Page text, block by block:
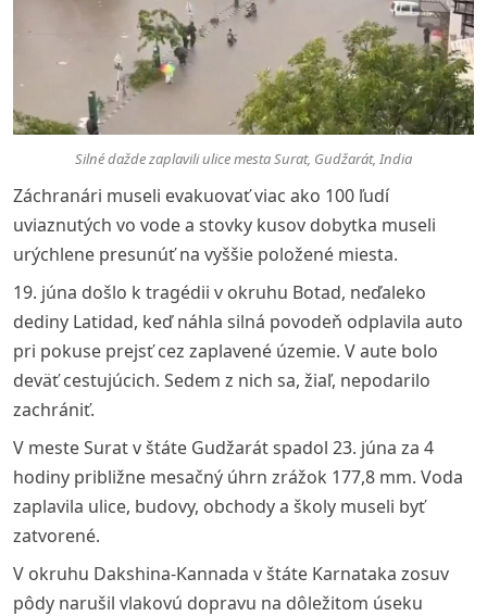
Silné dažde zaplavili ulice mesta Surat, Gudžarát, India
Záchranári museli evakuovať viac ako 100 ľudí
uviaznutých vo vode a stovky kusov dobytka museli
urýchlene presunúť na vyššie položené miesta.
19. júna došlo k tragédii v okruhu Botad, neďaleko
dediny Latidad, keď náhla silná povodeň odplavila auto
pri pokuse prejsť cez zaplavené územie. V aute bolo
deväť cestujúcich. Sedem z nich sa, žiaľ, nepodarilo
zachrániť.
V meste Surat v štáte Gudžarát spadol 23. júna za 4
hodiny približne mesačný úhrn zrážok 177,8 mm. Voda
zaplavila ulice, budovy, obchody a školy museli byť
zatvorené.
V okruhu Dakshina-Kannada v štáte Karnataka zosuv
pôdy narušil vlakovú dopravu na dôležitom úseku